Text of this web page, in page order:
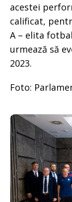
acestei
calificat,
A – elita
urmează să
2023.
Foto: